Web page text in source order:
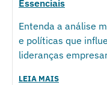
Essenciais
Entenda a análise
e políticas que
lideranças
LEIA MAIS